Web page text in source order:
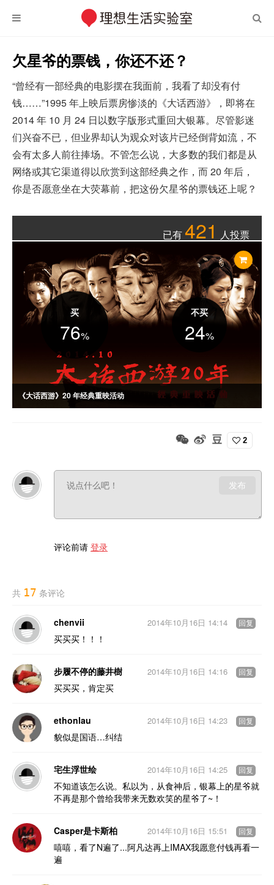
欠星爷的票钱，你还不还？
“曾经有一部经典的电影摆在我面前，我看了却没有付
钱……”1995 年上映后票房惨淡的《大话西游》，即将在
2014 年 10 月 24 日以数字版形式重回大银幕。尽管影迷
们兴奋不已，但业界却认为观众对该片已经倒背如流，不
会有太多人前往捧场。不管怎么说，大多数的我们都是从
网络或其它渠道得以欣赏到这部经典之作，而 20 年后，
你是否愿意坐在大荧幕前，把这份欠星爷的票钱还上呢？
已有 421 人投票
《大话西游》20 年经典重映活动
红并成为经典。时值上映 20 年之际，华夏电影公司决定将《大话西游》
重新带回大荧幕，并从内地公映的胶片拷贝中转制的数字版，提升影片亮
买
76%
不买
24%
2
发布
评论前请 登录
共 17 条评论
chenvii
买买买！！！
2014年10月16日 14:14 回复
步履不停的藤井樹
买买买，肯定买
2014年10月16日 14:16 回复
ethonlau
貌似是国语…纠结
2014年10月16日 14:23 回复
宅生浮世绘
不知道该怎么说。私以为，从食神后，银幕上的星爷就
不再是那个曾给我带来无数欢笑的星爷了~！
2014年10月16日 14:25 回复
Casper是卡斯柏
嘻嘻，看了N遍了...阿凡达再上IMAX我愿意付钱再看一
遍
2014年10月16日 15:51 回复